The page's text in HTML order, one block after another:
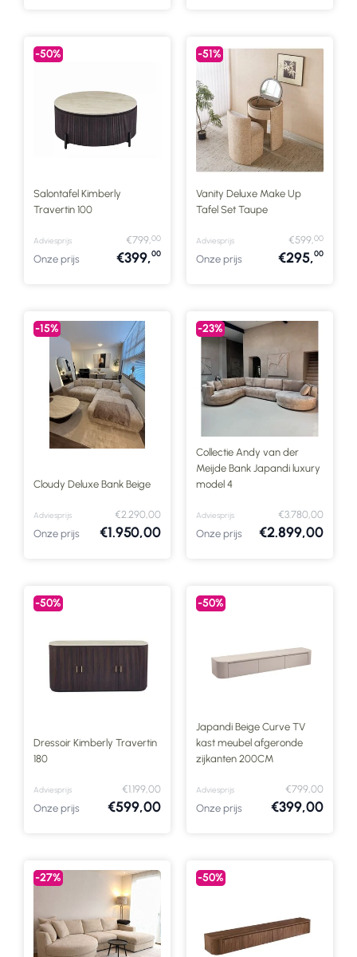
-50%
Salontafel Kimberly
Travertin 100
Adviesprijs €799,00
Onze prijs €399,00
-51%
Vanity Deluxe Make Up
Tafel Set Taupe
Adviesprijs €599,00
Onze prijs €295,00
-15%
Cloudy Deluxe Bank Beige
Adviesprijs
€2.290,00
Onze prijs
€1.950,00
-23%
Collectie Andy van der
Meijde Bank Japandi luxury
model 4
Adviesprijs
€3.780,00
Onze prijs
€2.899,00
-50%
Dressoir Kimberly Travertin
180
Adviesprijs
€1.199,00
Onze prijs
€599,00
-50%
Japandi Beige Curve TV
kast meubel afgeronde
zijkanten 200CM
Adviesprijs
€799,00
Onze prijs
€399,00
-27% -50%